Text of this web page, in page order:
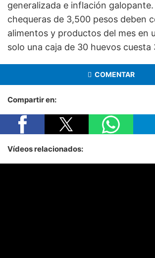
generalizada e inflación
chequeras de 3,500 pesos deben
alimentos y productos del mes en
solo una caja de 30 huevos cuesta
COMENTAR
Compartir en:
Vídeos relacionados: